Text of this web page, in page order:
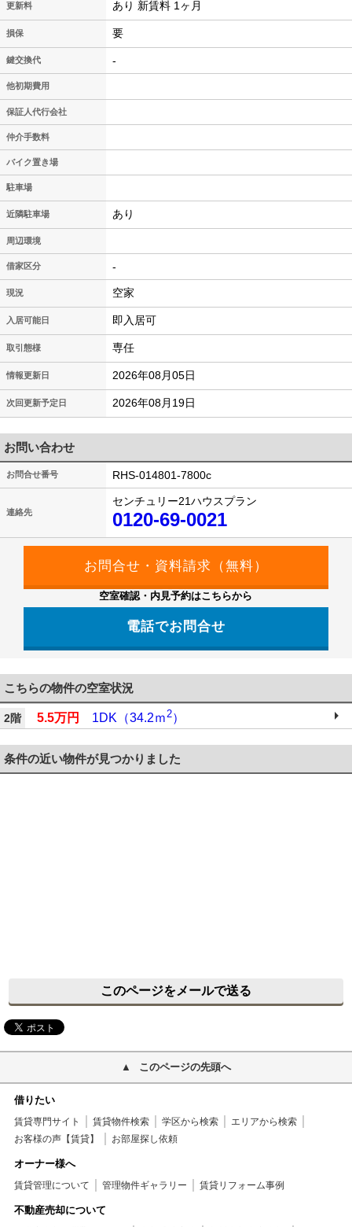
更新料 あり 新賃料 1ヶ月
損保 要
鍵交換代 -
他初期費用
保証人代行会社
仲介手数料
バイク置き場
駐車場
近隣駐車場 あり
周辺環境
借家区分 -
現況 空家
入居可能日 即入居可
取引態様 専任
情報更新日 2026年08月05日
次回更新予定日 2026年08月19日
お問い合わせ
お問合せ番号 RHS-014801-7800c
連絡先
センチュリー21ハウスプラン
0120-69-0021
空室確認・内見予約はこちらから
電話でお問合せ
こちらの物件の空室状況
2階 5.5万円 1DK（34.2ｍ2）
条件の近い物件が見つかりました
このページをメールで送る
このページの先頭へ
借りたい
賃貸専門サイト 賃貸物件検索 学区から検索
エリアから検索
お客様の声【賃貸】
お部屋探し依頼
オーナー様へ
賃貸管理について 管理物件ギャラリー 賃貸リフォーム事例
不動産売却について